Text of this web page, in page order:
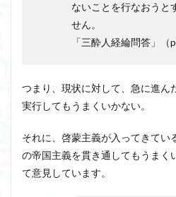
ないことを行なおうと
せん。
「三酔人経綸問答」（
つまり、現状に対して、急に進ん
実行してもうまくいかない。
それに、啓蒙主義が入ってきてい
の帝国主義を貫き通してもうまく
て意見しています。